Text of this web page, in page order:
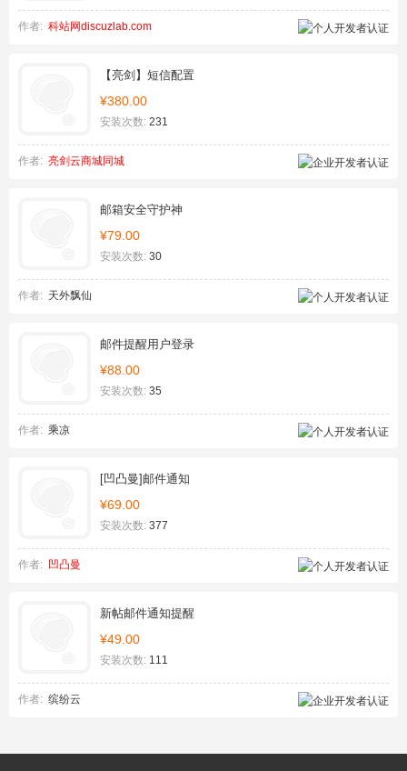
作者: 科站网discuzlab.com
【亮剑】短信配置
¥380.00
安装次数: 231
作者: 亮剑云商城同城
邮箱安全守护神
¥79.00
安装次数: 30
作者: 天外飘仙
邮件提醒用户登录
¥88.00
安装次数: 35
作者: 乘凉
[凹凸曼]邮件通知
¥69.00
安装次数: 377
作者: 凹凸曼
新帖邮件通知提醒
¥49.00
安装次数: 111
作者: 缤纷云